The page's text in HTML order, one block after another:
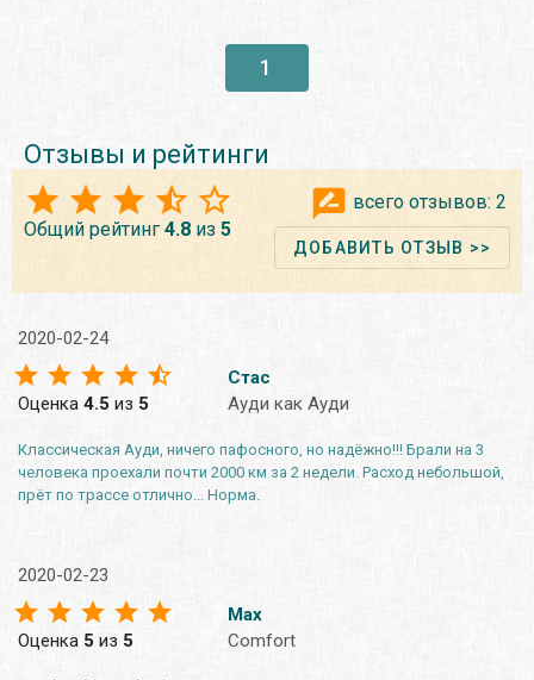
1
Отзывы и рейтинги
Общий рейтинг 4.8 из 5
всего отзывов: 2
ДОБАВИТЬ ОТЗЫВ >>
2020-02-24
Оценка 4.5 из 5
Стас
Ауди как Ауди
Классическая Ауди, ничего пафосного, но надёжно!!! Брали на 3
человека проехали почти 2000 км за 2 недели. Расход небольшой,
прёт по трассе отлично... Норма.
2020-02-23
Оценка 5 из 5
Max
Comfort